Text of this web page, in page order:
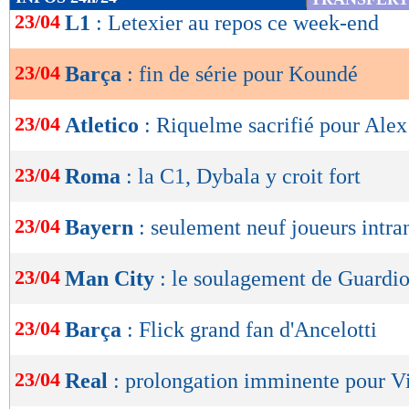
de
OK
23/04 L1 : Letexier au repos ce week-end
23/04 Barça : fin de série pour Koundé
23/04 Atletico : Riquelme sacrifié pour Alex
23/04 Roma : la C1, Dybala y croit fort
23/04 Bayern : seulement neuf joueurs
23/04 Man City : le soulagement de
23/04 Barça : Flick grand fan d'Ancelotti
23/04 Real : prolongation imminente pour